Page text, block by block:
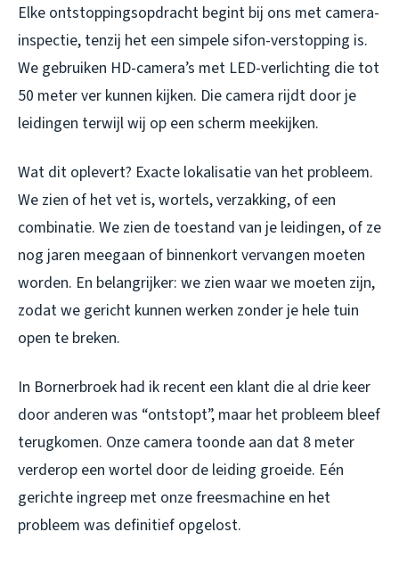
Elke ontstoppingsopdracht begint bij ons met camera-
inspectie, tenzij het een simpele sifon-verstopping is.
We gebruiken HD-camera’s met LED-verlichting die tot
50 meter ver kunnen kijken. Die camera rijdt door je
leidingen terwijl wij op een scherm meekijken.
Wat dit oplevert? Exacte lokalisatie van het probleem.
We zien of het vet is, wortels, verzakking, of een
combinatie. We zien de toestand van je leidingen, of ze
nog jaren meegaan of binnenkort vervangen moeten
worden. En belangrijker: we zien waar we moeten zijn,
zodat we gericht kunnen werken zonder je hele tuin
open te breken.
In Bornerbroek had ik recent een klant die al drie keer
door anderen was “ontstopt”, maar het probleem bleef
terugkomen. Onze camera toonde aan dat 8 meter
verderop een wortel door de leiding groeide. Eén
gerichte ingreep met onze freesmachine en het
probleem was definitief opgelost.